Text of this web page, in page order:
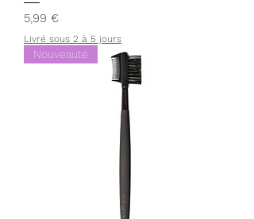
Prix
5,99 €
Livré sous 2 à 5 jours
Nouveauté